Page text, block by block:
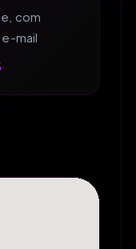
com
mail